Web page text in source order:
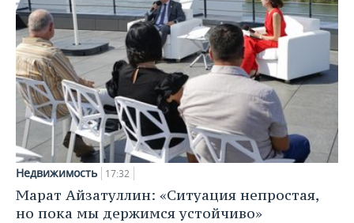
Недвижимость 17:32
Марат Айзатуллин: «Ситуация непростая,
но пока мы держимся устойчиво»